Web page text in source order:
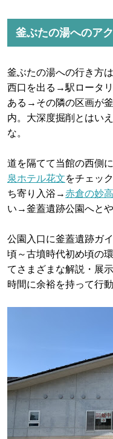
釜ぶたの湯へのア
釜ぶたの湯への行き方
西口を出る→駅ロータ
ある→その隣の区画が
内。大深度掘削とはい
な。
道を隔てて当館の西側
泉ホテル花文をチェッ
ち寄り入浴→赤倉の妙
い→釜蓋遺跡公園へとや
公園入口に釜蓋遺跡ガ
頃～古墳時代初め頃の
てさまざまな解説・展
時間に余裕を持って行